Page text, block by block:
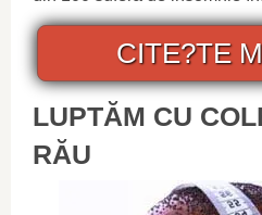
CITE?TE
LUPTĂM CU
RĂU